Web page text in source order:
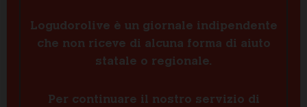
Logudorolive è un giornale indipendente
che non riceve di alcuna forma di aiuto
statale o regionale.
Per continuare il nostro servizio di